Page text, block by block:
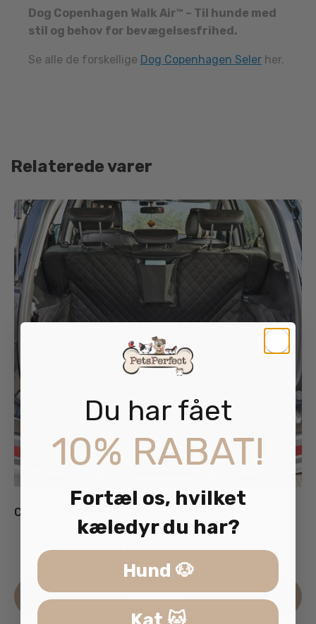
Dog Copenhagen Walk Air™ – Til hunde med
stil og behov for bevægelsesfrihed.
Se alle de forskellige Dog Copenhagen Seler her.
Relaterede varer
Companion Bagagerumsbeskytter
499.95kr.inkl. moms
Læs mere
Du har fået
10% RABAT!
Fortæl os, hvilket
kæledyr du har?
Hund 🐶